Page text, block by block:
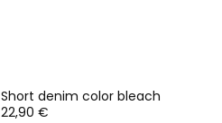
Short denim color bleach
22,90 €